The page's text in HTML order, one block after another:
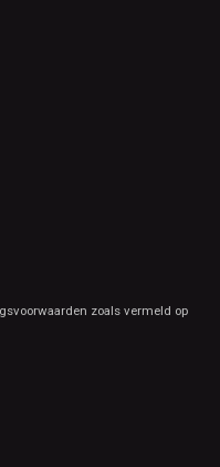
zoals vermeld op